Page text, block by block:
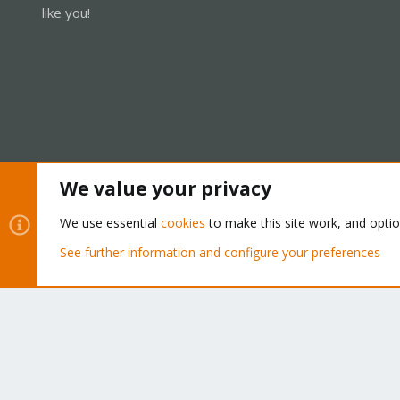
like you!
Community platform by XenForo® © 2010-2026 XenForo Ltd.
We value your privacy
We use essential cookies to make this site work, and
See further information and configure your preferences